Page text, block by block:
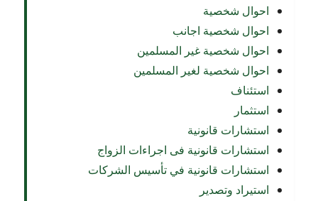
احوال شخصية
احوال شخصية اجانب
احوال شخصية غير المسلمين
احوال شخصية لغير المسلمين
استئناف
استثمار
استشارات قانونية
استشارات قانونية فى اجراءات الزواج
استشارات قانونية في تأسيس الشركات
استيراد وتصدير